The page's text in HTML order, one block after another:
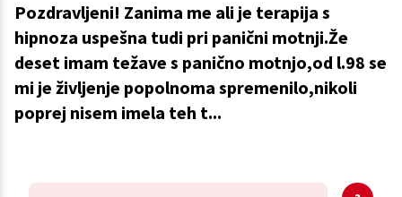
Pozdravljeni! Zanima me ali je terapija s
hipnoza uspešna tudi pri panični motnji.Že
deset imam težave s panično motnjo,od l.98 se
mi je življenje popolnoma spremenilo,nikoli
poprej nisem imela teh t...